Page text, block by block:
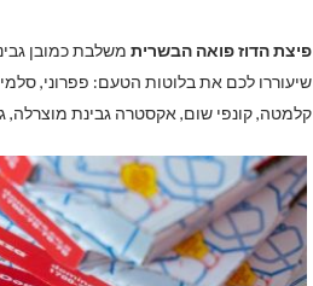
פיצת הדוז פואה הבשרית
שיעוררו לכם את בלוטות הטעם: פפרוני, סלמי
קלמטה, קונפי שום, אקסטרה גבינת מוצרלה,